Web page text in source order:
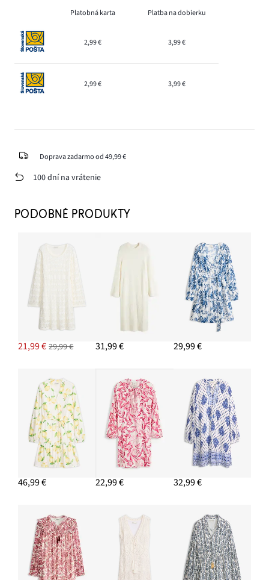
Platobná karta Platba na dobierku
2,99 € 3,99 €
2,99 € 3,99 €
Doprava zadarmo od 49,99 €
100 dní na vrátenie
PODOBNÉ PRODUKTY
21,99 € 29,99 € 31,99 € 29,99 €
46,99 € 22,99 € 32,99 €